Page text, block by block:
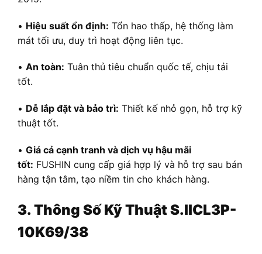
• Hiệu suất ổn định: Tổn hao thấp, hệ thống làm
mát tối ưu, duy trì hoạt động liên tục.
• An toàn: Tuân thủ tiêu chuẩn quốc tế, chịu tải
tốt.
• Dễ lắp đặt và bảo trì: Thiết kế nhỏ gọn, hỗ trợ kỹ
thuật tốt.
• Giá cả cạnh tranh và dịch vụ hậu mãi
tốt: FUSHIN cung cấp giá hợp lý và hỗ trợ sau bán
hàng tận tâm, tạo niềm tin cho khách hàng.
3. Thông Số Kỹ Thuật S.IICL3P-
10K69/38